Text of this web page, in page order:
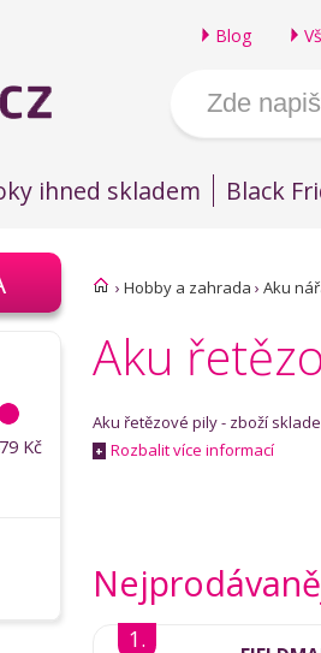
Blog
ihned skladem Black
› Hobby a zahrada › Aku
Aku
Aku řetězové pily - zboží
+ Rozbalit více informací
1.
Kč